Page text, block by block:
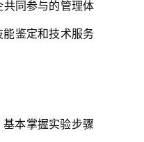
同参与的管理体
鉴定和技术服务
本掌握实验步骤